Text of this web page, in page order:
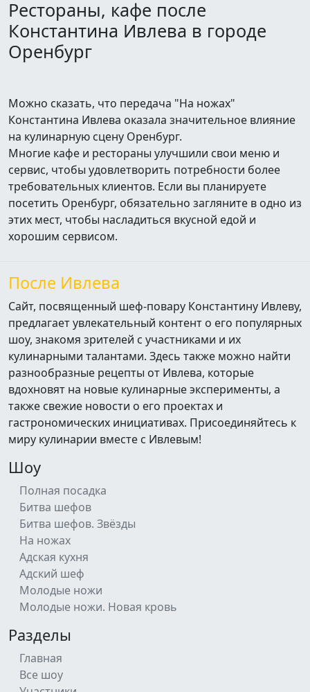
Рестораны, кафе после
Константина Ивлева в городе
Оренбург
Можно сказать, что передача "На ножах"
Константина Ивлева оказала значительное влияние
на кулинарную сцену Оренбург.
Многие кафе и рестораны улучшили свои меню и
сервис, чтобы удовлетворить потребности более
требовательных клиентов. Если вы планируете
посетить Оренбург, обязательно загляните в одно из
этих мест, чтобы насладиться вкусной едой и
хорошим сервисом.
После Ивлева
Сайт, посвященный шеф-повару Константину Ивлеву,
предлагает увлекательный контент о его популярных
шоу, знакомя зрителей с участниками и их
кулинарными талантами. Здесь также можно найти
разнообразные рецепты от Ивлева, которые
вдохновят на новые кулинарные эксперименты, а
также свежие новости о его проектах и
гастрономических инициативах. Присоединяйтесь к
миру кулинарии вместе с Ивлевым!
Шоу
Полная посадка
Битва шефов
Битва шефов. Звёзды
На ножах
Адская кухня
Адский шеф
Молодые ножи
Молодые ножи. Новая кровь
Разделы
Главная
Все шоу